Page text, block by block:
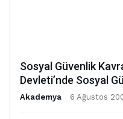
Sosyal Güvenlik
Devleti’nde Sosyal
Akademya - 6 Ağustos